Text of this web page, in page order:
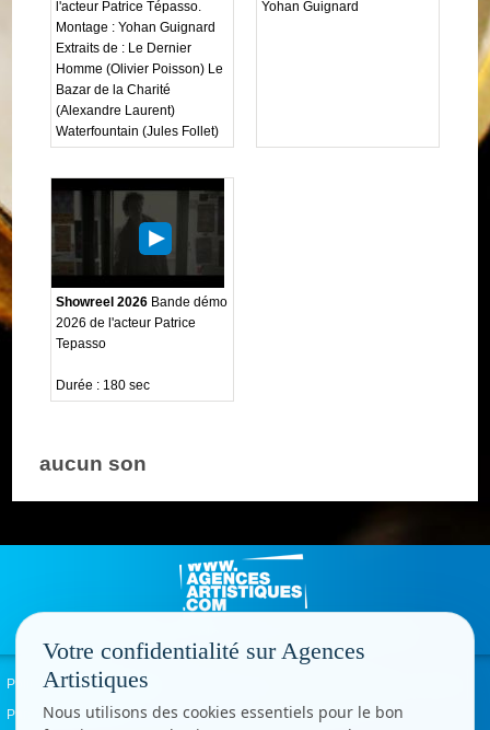
l'acteur Patrice Tépasso.
Montage : Yohan Guignard
Extraits de : Le Dernier
Homme (Olivier Poisson) Le
Bazar de la Charité
(Alexandre Laurent)
Waterfountain (Jules Follet)
Yohan Guignard
Showreel 2026 Bande démo
2026 de l'acteur Patrice
Tepasso
Durée : 180 sec
aucun son
Politique de confidentialité
Paramètres cookies
Votre confidentialité sur Agences
Artistiques
Nous utilisons des cookies essentiels pour le bon